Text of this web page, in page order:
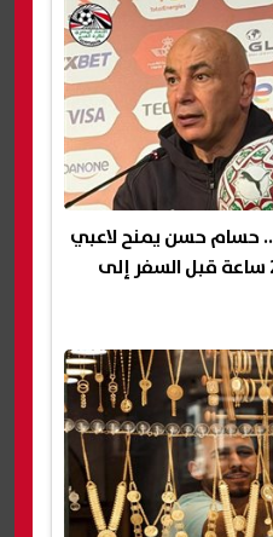
استعدادًا لمونديال 2026.. حسام حسن يمنح لاعبي
منتخب مصر راحة لمدة 24 ساعة قبل السفر إلى